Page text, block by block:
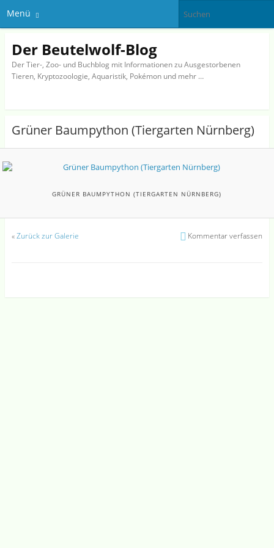
Menü
Der Beutelwolf-Blog
Der Tier-, Zoo- und Buchblog mit Informationen zu Ausgestorbenen
Tieren, Kryptozoologie, Aquaristik, Pokémon und mehr …
Grüner Baumpython (Tiergarten Nürnberg)
GRÜNER BAUMPYTHON (TIERGARTEN NÜRNBERG)
«Zurück zur Galerie Kommentar verfassen